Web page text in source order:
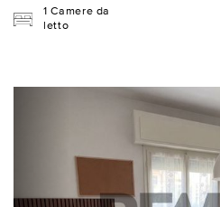
1 Camere da
letto